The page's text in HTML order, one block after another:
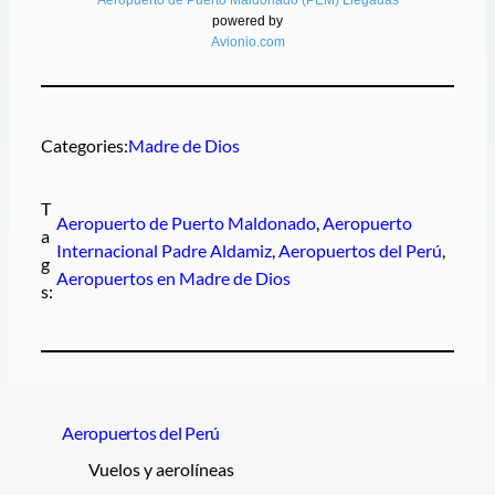
powered by
Avionio.com
Categories:Madre de Dios
T
a
g
s:
Aeropuerto de Puerto Maldonado, Aeropuerto
Internacional Padre Aldamiz, Aeropuertos del Perú
Aeropuertos en Madre de Dios
Aeropuertos del Perú
Vuelos y aerolíneas